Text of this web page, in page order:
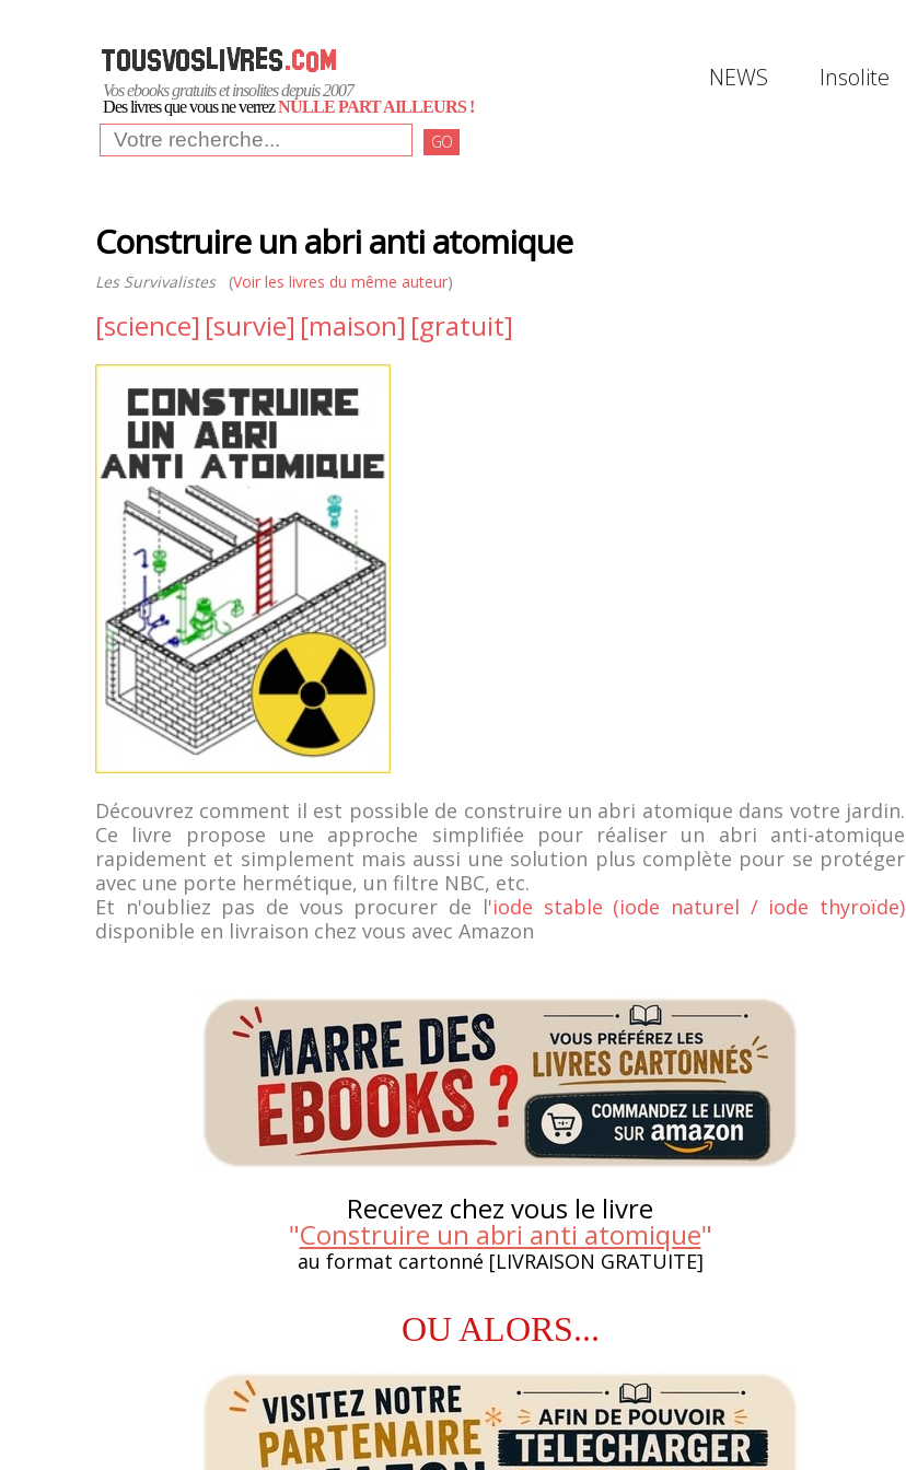
Vos ebooks gratuits et insolites depuis 2007
Des livres que vous ne verrezNULLE PART AILLEURS !
GO
NEWS Insolite
Construire un abri anti atomique
Les Survivalistes(Voir les livres du même auteur)
[science] [survie] [maison] [gratuit]
Découvrez comment il est possible de construire un abri atomique dans votre jardin.
Ce livre propose une approche simplifiée pour réaliser un abri anti-atomique
rapidement et simplement mais aussi une solution plus complète pour se protéger
avec une porte hermétique, un filtre NBC, etc.
Et n'oubliez pas de vous procurer de l'iode stable (iode naturel / iode thyroïde)
disponible en livraison chez vous avec Amazon
Recevez chez vous le livre
"Construire un abri anti atomique"
au format cartonné [LIVRAISON GRATUITE]
OU ALORS...